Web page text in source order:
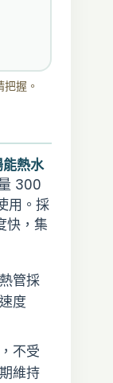
握。
熱水
300
用。採
快，集
管採
度
不受
維持